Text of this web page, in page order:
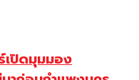
เปิดมุมมอง